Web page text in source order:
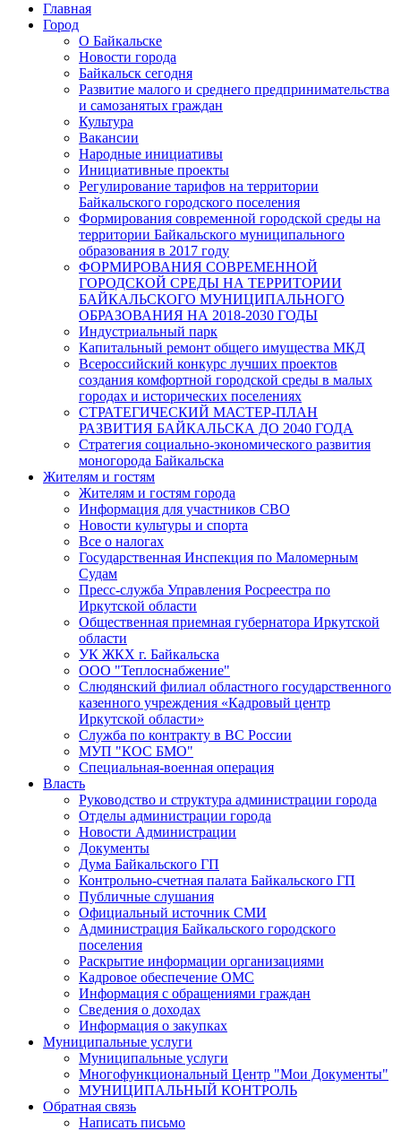
Главная
Город
О Байкальске
Новости города
Байкальск сегодня
Развитие малого и среднего предпринимательства
и самозанятых граждан
Культура
Вакансии
Народные инициативы
Инициативные проекты
Регулирование тарифов на территории
Байкальского городского поселения
Формирования современной городской среды на
территории Байкальского муниципального
образования в 2017 году
ФОРМИРОВАНИЯ СОВРЕМЕННОЙ
ГОРОДСКОЙ СРЕДЫ НА ТЕРРИТОРИИ
БАЙКАЛЬСКОГО МУНИЦИПАЛЬНОГО
ОБРАЗОВАНИЯ НА 2018-2030 ГОДЫ
Индустриальный парк
Капитальный ремонт общего имущества МКД
Всероссийский конкурс лучших проектов
создания комфортной городской среды в малых
городах и исторических поселениях
СТРАТЕГИЧЕСКИЙ МАСТЕР-ПЛАН
РАЗВИТИЯ БАЙКАЛЬСКА ДО 2040 ГОДА
Стратегия социально-экономического развития
моногорода Байкальска
Жителям и гостям
Жителям и гостям города
Информация для участников СВО
Новости культуры и спорта
Все о налогах
Государственная Инспекция по Маломерным
Судам
Пресс-служба Управления Росреестра по
Иркутской области
Общественная приемная губернатора Иркутской
области
УК ЖКХ г. Байкальска
ООО "Теплоснабжение"
Слюдянский филиал областного государственного
казенного учреждения «Кадровый центр
Иркутской области»
Служба по контракту в ВС России
МУП "КОС БМО"
Специальная-военная операция
Власть
Руководство и структура администрации города
Отделы администрации города
Новости Администрации
Документы
Дума Байкальского ГП
Контрольно-счетная палата Байкальского ГП
Публичные слушания
Официальный источник СМИ
Администрация Байкальского городского
поселения
Раскрытие информации организациями
Кадровое обеспечение ОМС
Информация с обращениями граждан
Сведения о доходах
Информация о закупках
Муниципальные услуги
Муниципальные услуги
Многофункциональный Центр "Мои Документы"
МУНИЦИПАЛЬНЫЙ КОНТРОЛЬ
Обратная связь
Написать письмо